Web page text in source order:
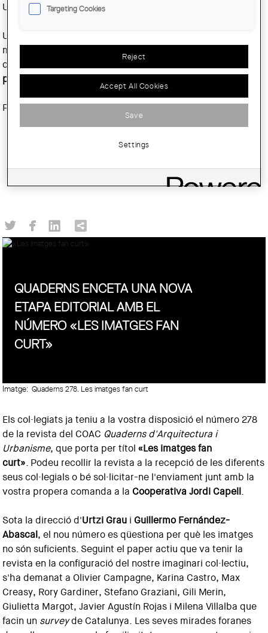
Universitat Catalana d'Estiu.
Una oportunitat per conèixer de prop dues obres que
mostren com l'arquitectura contemporània pot actuar no
com a protagonista, sinó com a instrument per
patrimoni
Per assistir a la visita,inscriu-te aquí.
QUADERNS ENCETA UNA NOVA
ETAPA EDITORIAL AMB EL
NÚMERO «LES IMATGES FAN
CURT»
Imatge: Quaderns 278. Les imatges fan curt
Els col·legiats ja teniu a la vostra disposició el número 278
de la revista del COAC Quaderns d'Arquitectura i
Urbanisme, que porta per títol «Les imatges fan
curt». Podeu recollir la revista a la recepció de les diferents
seus col·legials o bé sol·licitar-ne l'enviament junt amb la
vostra propera comanda a la Cooperativa Jordi Capell.
Sota la direcció d'Urtzi Grau i Guillermo Fernández-
Abascal, el nou número es qüestiona per què les imatges
no són suficients. Seguint el paper actiu que va tenir la
revista en la configuració del nostre imaginari col·lectiu,
s'ha demanat a Olivier Campagne, Karina Castro, Max
Creasy, Rory Gardiner, Stefano Graziani, Gili Merin,
Giulietta Margot, Javier Agustín Rojas i Milena Villalba que
facin un surveyde Catalunya. Les seves mirades foranes
Targeting Cookies
Reject
Accept All Cookies
Save
Settings